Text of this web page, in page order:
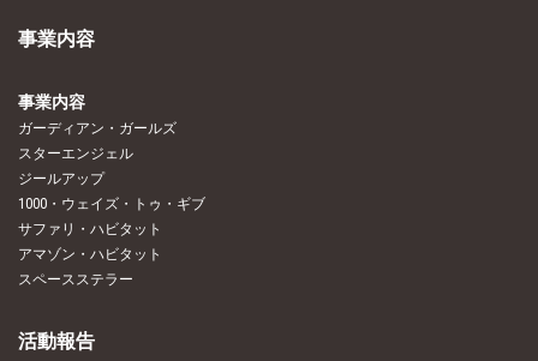
事業内容
事業内容
ガーディアン・ガールズ
スターエンジェル
ジールアップ
1000・ウェイズ・トゥ・ギブ
サファリ・ハビタット
アマゾン・ハビタット
スペースステラー
活動報告